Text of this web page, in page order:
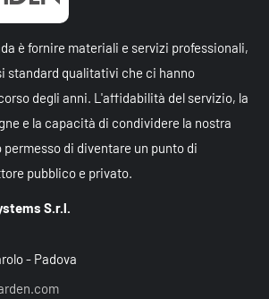
è fornire materiali e servizi professionali,
standard qualitativi che ci hanno
degli anni. L'affidabilità del servizio, la
e la capacità di condividere la nostra
di diventare un punto di
pubblico e privato.
S.r.l.
- Padova